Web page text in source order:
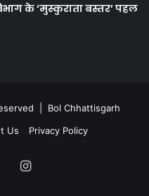
के ‘मुस्कुराता बस्तर’ पहल
| Bol Chhattisgarh
Us Privacy Policy
YouTubeInstagram